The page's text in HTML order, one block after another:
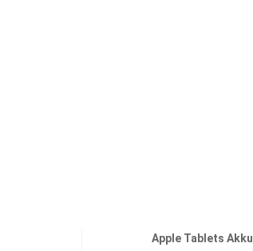
Apple Tablets Akku